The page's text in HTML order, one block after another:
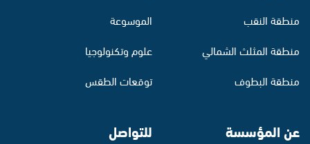
منطقة النقب
منطقة المثلث الشمالي
منطقة البطوف
الموسوعة
علوم وتكنولوجيا
توقعات الطقس
عن المؤسسة للتواصل